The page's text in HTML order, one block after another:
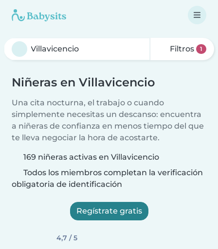
Filtros 1
Niñeras en Villavicencio
Una cita nocturna, el trabajo o cuando
simplemente necesitas un descanso: encuentra
a niñeras de confianza en menos tiempo del que
te lleva negociar la hora de acostarte.
169 niñeras activas en Villavicencio
Todos los miembros completan la verificación
obligatoria de identificación
Regístrate gratis
4,7 / 5